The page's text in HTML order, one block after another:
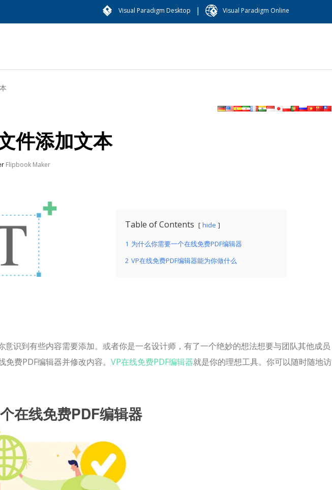
Visual Paradigm Desktop | Visual Paradigm Online
件添加文本
Flipbook Maker
Table of Contents hide
1 为什么你需要一个在线免费PDF编辑器
2 VP在线免费PDF编辑器能为你做什么
意识到有些内容需要添加。或者你是一名设计师，有了一个绝妙的想法想要与团队其他成员
费PDF编辑器并修改内容。 VP在线免费PDF编辑器就是你的理想工具。你可以随时随地访
在线免费PDF编辑器